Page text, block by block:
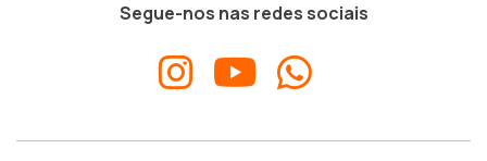
Segue-nos nas redes sociais